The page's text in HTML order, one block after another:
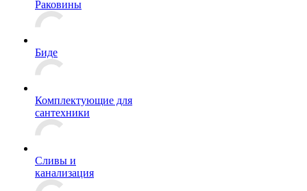
Раковины
Биде
Комплектующие для
сантехники
Сливы и
канализация